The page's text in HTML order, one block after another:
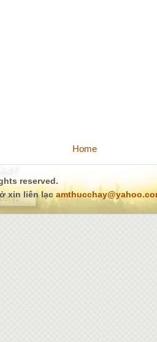
Home
reserved.
xin liên lạc